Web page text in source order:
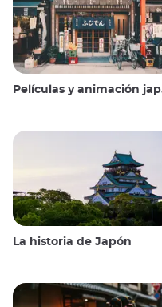
Películas y animación japonesas
La historia de Japón